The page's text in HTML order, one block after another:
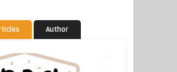
Author